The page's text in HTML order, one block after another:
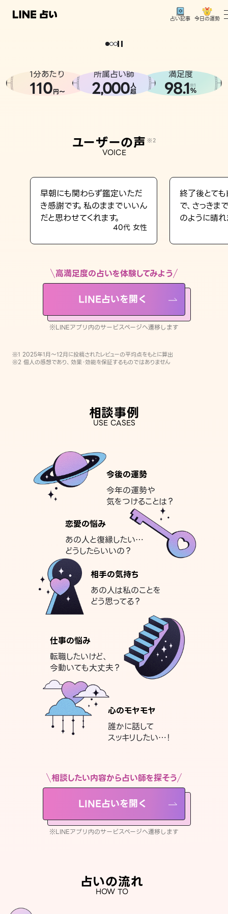
占い記事 今日の運勢
相談事例
LINE占いを開く
※LINEアプリ内のサービスページへ遷移します
どうせなら
。
1分あたり
110円〜
所属占い師
2,000人
超
満足度
98.1※1
%
ユーザーの声 ※2
VOICE
早朝にも関わらず鑑定いただ
き感謝です。私のままでいいん
だと思わせてくれます。
40代 女性
終了後とて
で、さっき
のように晴れ
高満足度の占いを体験してみよう
LINE占いを開く
※LINEアプリ内のサービスページへ遷移します
※1 2025年1月〜12月に投稿されたレビューの平均点をもとに算出
※2 個人の感想であり、効果・効能を保証するものではありません
相談事例
USE CASES
今後の運勢
今年の運勢や
気をつけることは？
恋愛の悩み
あの人と復縁したい…
どうしたらいいの？
相手の気持ち
あの人は私のことを
どう思ってる？
仕事の悩み
転職したいけど、
今動いても大丈夫？
心のモヤモヤ
誰かに話して
スッキリしたい…！
相談したい内容から占い師を探そう
LINE占いを開く
※LINEアプリ内のサービスページへ遷移します
占いの流れ
HOW TO